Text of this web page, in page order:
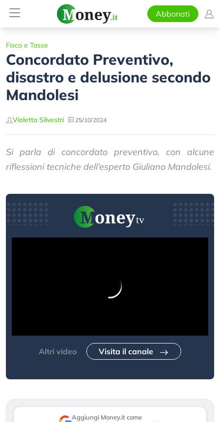
Abbonati
Fisco e Tasse
Concordato Preventivo,
disastro e delusione secondo
Mandolesi
Violetta Silvestri 25/10/2024
Si parla di concordato preventivo, con alcune
riflessioni tecniche dell’esperto Giuliano Mandolesi.
Altri video Visita il canale
Aggiungi Money.it come